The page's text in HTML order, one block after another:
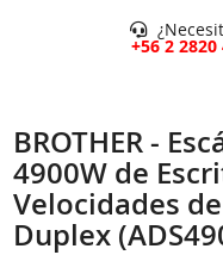
+56 2
BROTHER -
4900W de
Velocidades
Duplex